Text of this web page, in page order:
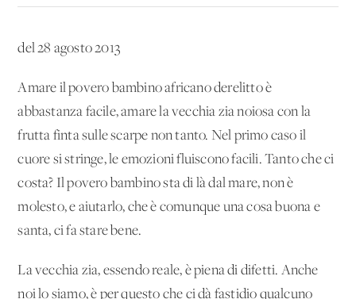
del 28 agosto 2013
Amare il povero bambino africano derelitto è
abbastanza facile, amare la vecchia zia noiosa con la
frutta finta sulle scarpe non tanto. Nel primo caso il
cuore si stringe, le emozioni fluiscono facili. Tanto che ci
costa? Il povero bambino sta di là dal mare, non è
molesto, e aiutarlo, che è comunque una cosa buona e
santa, ci fa stare bene.
La vecchia zia, essendo reale, è piena di difetti. Anche
noi lo siamo, è per questo che ci dà fastidio qualcuno